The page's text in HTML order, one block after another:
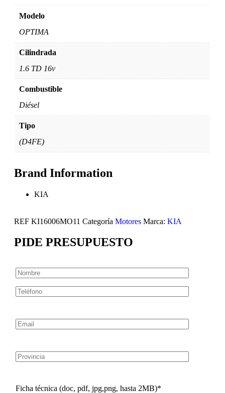
Modelo
OPTIMA
Cilindrada
1.6 TD 16v
Combustible
Diésel
Tipo
(D4FE)
Brand Information
KIA
REF KI16006MO11 Categoría Motores Marca: KIA
PIDE PRESUPUESTO
Ficha técnica (doc, pdf, jpg,png, hasta 2MB)*